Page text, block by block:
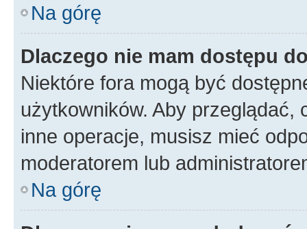
Na górę
Dlaczego nie mam dostępu
Niektóre fora mogą być
użytkowników. Aby
inne operacje, musisz mieć
moderatorem lub
Na górę